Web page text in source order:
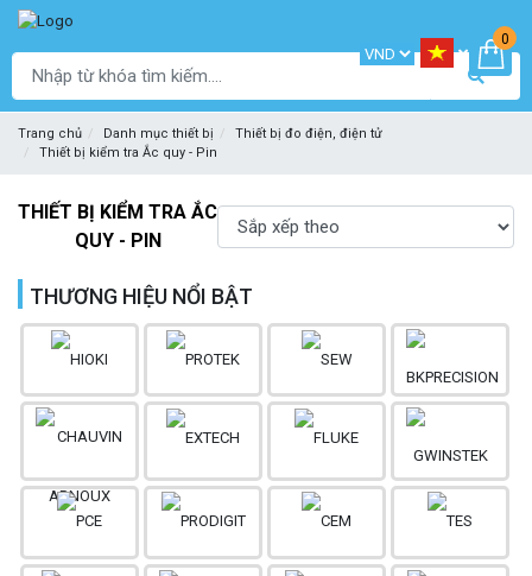
0
Trang chủ Danh mục thiết bị
Thiết bị đo điện, điện tử
Thiết bị kiểm tra Ắc quy - Pin
THIẾT BỊ KIỂM TRA ẮC
QUY - PIN
THƯƠNG HIỆU NỔI BẬT